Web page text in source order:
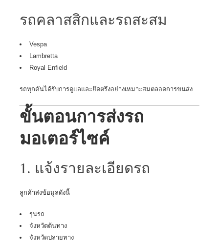
รถคลาสสิกและรถสะสม
Vespa
Lambretta
Royal Enfield
รถทุกคันได้รับการดูแลและยึดตรึงอย่างเหมาะสมตลอดการขนส่ง
ขั้นตอนการส่งรถ
มอเตอร์ไซค์
1. แจ้งรายละเอียดรถ
ลูกค้าส่งข้อมูลดังนี้
รุ่นรถ
จังหวัดต้นทาง
จังหวัดปลายทาง